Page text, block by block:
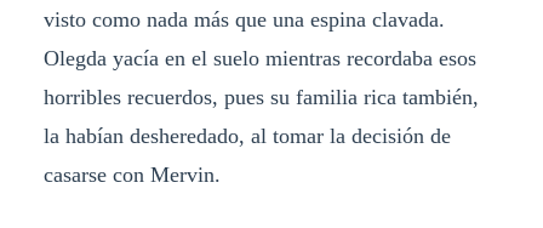
visto como nada más que una espina clavada.
Olegda yacía en el suelo mientras recordaba esos
horribles recuerdos, pues su familia rica también,
la habían desheredado, al tomar la decisión de
casarse con Mervin.